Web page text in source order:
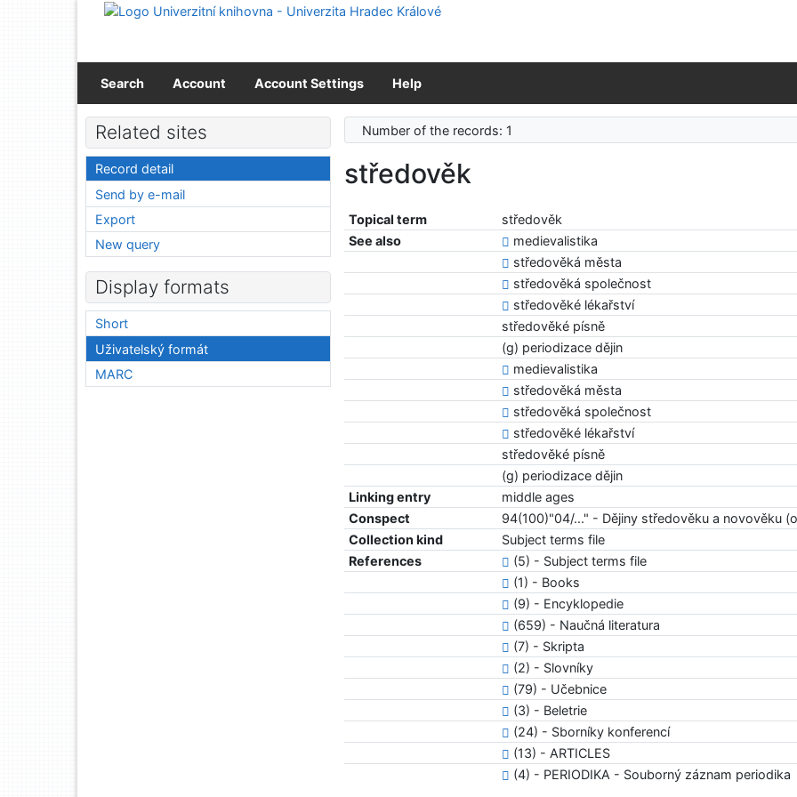
Go to content
Search Account Account Settings Help
Number of the records: 1
středověk
Topical term
středověk
See also
medievalistika
středověká města
středověká společnost
středověké lékařství
středověké písně
(g) periodizace dějin
medievalistika
středověká města
středověká společnost
středověké lékařství
středověké písně
(g) periodizace dějin
Linking entry
middle ages
Conspect
94(100)"04/..." - Dějiny středověku a novověku
Collection kind
Subject terms file
References
(5) - Subject terms file
(1) - Books
(9) - Encyklopedie
(659) - Naučná literatura
(7) - Skripta
(2) - Slovníky
(79) - Učebnice
(3) - Beletrie
(24) - Sborníky konferencí
(13) - ARTICLES
(4) - PERIODIKA - Souborný záznam periodika
Related sites
Record detail
Send by e-mail
Export
New query
Display formats
Short
Uživatelský formát
MARC